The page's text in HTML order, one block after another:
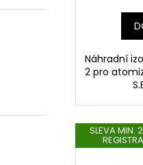
Náhradní
2 pro
SLEVA MIN.